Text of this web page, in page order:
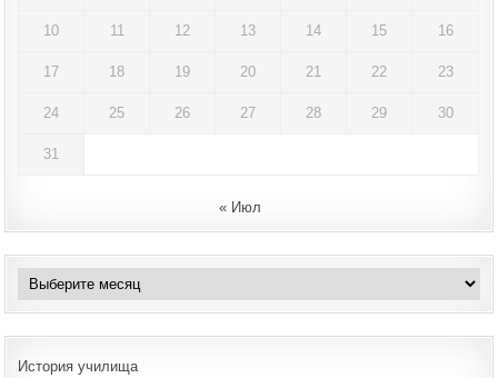
10 11 12 13 14 15 16
17 18 19 20 21 22 23
24 25 26 27 28 29 30
31
« Июл
Архивы
История училища